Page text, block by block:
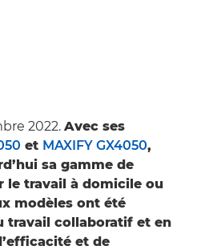
2022. Avec ses
et MAXIFY GX4050,
sa gamme de
le travail à domicile ou
modèles ont été
travail collaboratif et en
et de